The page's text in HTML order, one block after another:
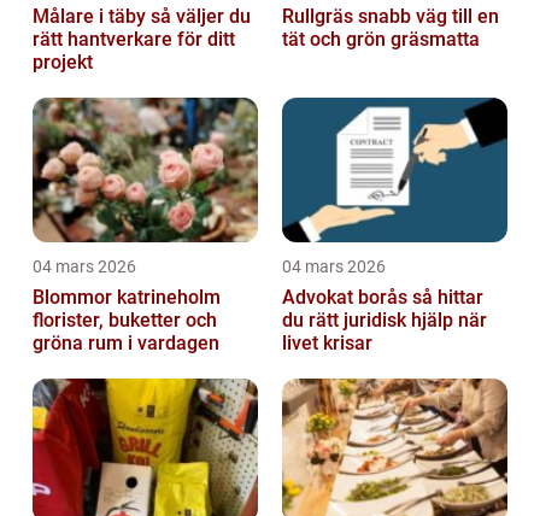
Målare i täby så väljer du
rätt hantverkare för ditt
projekt
Rullgräs snabb väg till en
tät och grön gräsmatta
04 mars 2026
Blommor katrineholm
florister, buketter och
gröna rum i vardagen
04 mars 2026
Advokat borås så hittar
du rätt juridisk hjälp när
livet krisar